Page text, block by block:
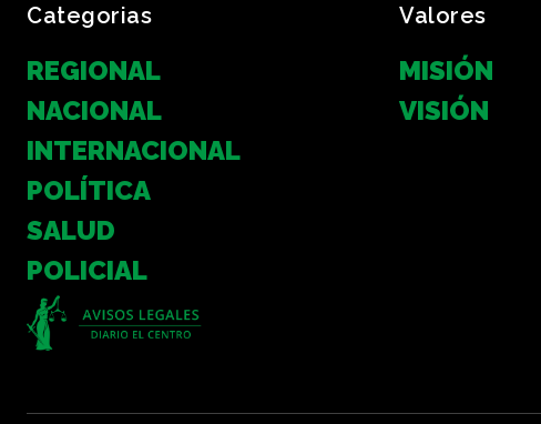
Categorias
REGIONAL
NACIONAL
INTERNACIONAL
POLÍTICA
SALUD
POLICIAL
Valores
MISIÓN
VISIÓN